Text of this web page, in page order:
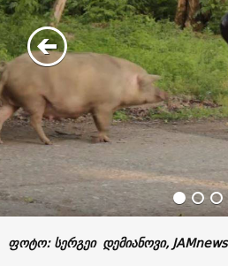
ფოტო: სერგეი დემიანოვი, JAMnews